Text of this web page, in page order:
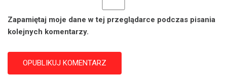
Zapamiętaj moje dane w tej przeglądarce podczas pisania
kolejnych komentarzy.